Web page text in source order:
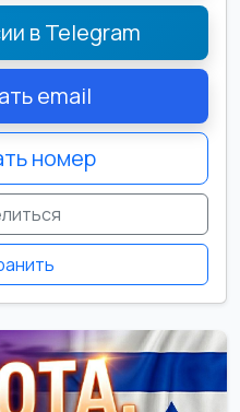
в Telegram
email
номер